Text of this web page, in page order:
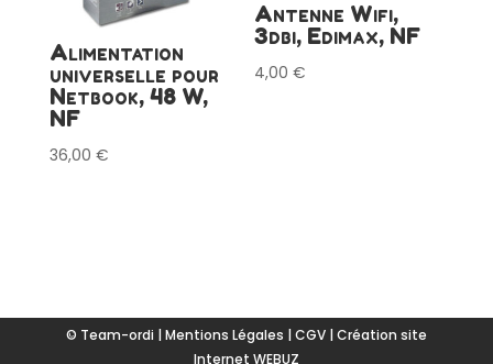
Alimentation
universelle pour
Netbook, 48 W,
NF
36,00 €
Antenne Wifi,
3dbi, Edimax, NF
4,00€
© Team-ordi | Mentions Légales | CGV| Création site
Internet WEBUZ